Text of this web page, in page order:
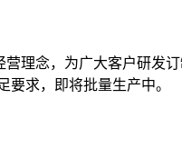
理念，为广大客户研发
要求，即将批量生产中。